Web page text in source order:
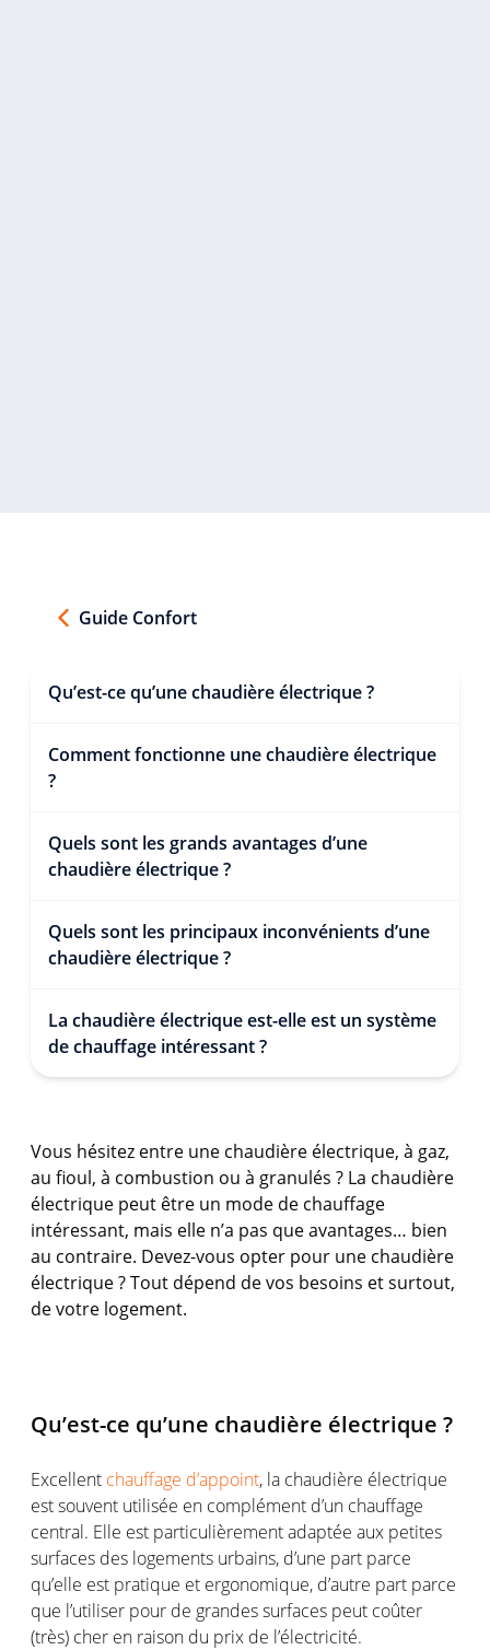
Guide Confort
Qu’est-ce qu’une chaudière électrique ?
Comment fonctionne une chaudière électrique
?
Quels sont les grands avantages d’une
chaudière électrique ?
Quels sont les principaux inconvénients d’une
chaudière électrique ?
La chaudière électrique est-elle est un système
de chauffage intéressant ?
Vous hésitez entre une chaudière électrique, à gaz,
au fioul, à combustion ou à granulés ? La chaudière
électrique peut être un mode de chauffage
intéressant, mais elle n’a pas que avantages… bien
au contraire. Devez-vous opter pour une chaudière
électrique ? Tout dépend de vos besoins et surtout,
de votre logement.
Qu’est-ce qu’une chaudière électrique ?
Excellent chauffage d’appoint, la chaudière électrique
est souvent utilisée en complément d’un chauffage
central. Elle est particulièrement adaptée aux petites
surfaces des logements urbains, d’une part parce
qu’elle est pratique et ergonomique, d’autre part parce
que l’utiliser pour de grandes surfaces peut coûter
(très) cher en raison du prix de l’électricité.